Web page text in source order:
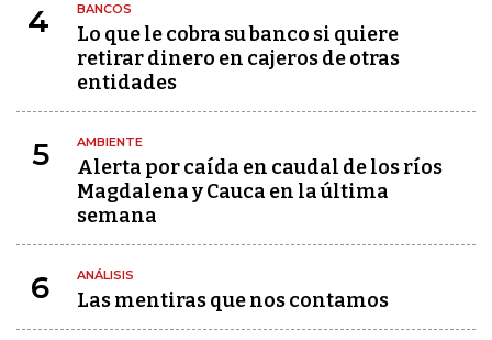
4 BANCOS
Lo que le cobra su banco si quiere
retirar dinero en cajeros de otras
entidades
5 AMBIENTE
Alerta por caída en caudal de los ríos
Magdalena y Cauca en la última
semana
6 ANÁLISIS
Las mentiras que nos contamos